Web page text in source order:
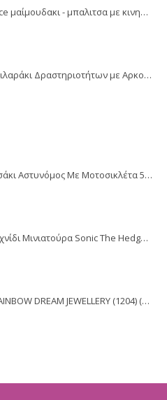
Mattel fisher-price μαίμουδακι - μπαλιτσα με κινηση JLB95
Fisher-Price Μαξιλαράκι Δραστηριοτήτων με Αρκουδάκι (JHB44)
Playmobil Βαλιτσάκι Αστυνόμος Με Μοτοσικλέτα 5648
Jakks Pacific Παιχνίδι Μινιατούρα Sonic The Hedgehog για 3+ Ετών 10εκ. (Διάφορα Σχέδια) 1τμχ
Make It Real – RAINBOW DREAM JEWELLERY (1204) (049277)